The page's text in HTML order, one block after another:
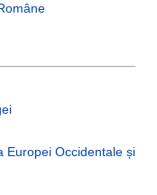
Europei Occidentale și